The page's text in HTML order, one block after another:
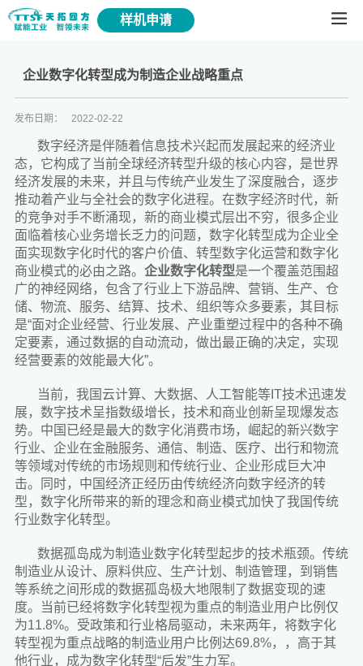
样机申请
企业数字化转型成为制造企业战略重点
发布日期： 2022-02-22
数字经济是伴随着信息技术兴起而发展起来的经济业
态，它构成了当前全球经济转型升级的核心内容，是世界
经济发展的未来，并且与传统产业发生了深度融合，逐步
推动着产业与全社会的数字化进程。在数字经济时代，新
的竞争对手不断涌现，新的商业模式层出不穷，很多企业
面临着核心业务增长乏力的问题，数字化转型成为企业全
面实现数字化时代的客户价值、转型数字化运营和数字化
商业模式的必由之路。 企业数字化转型是一个覆盖范围超
广的神经网络，包含了行业上下游品牌、营销、生产、仓
储、物流、服务、结算、技术、组织等众多要素，其目标
是“面对企业经营、行业发展、产业重塑过程中的各种不确
定要素，通过数据的自动流动，做出最正确的决定，实现
经营要素的效能最大化”。
当前，我国云计算、大数据、人工智能等IT技术迅速发
展，数字技术呈指数级增长，技术和商业创新呈现爆发态
势。中国已经是最大的数字化消费市场，崛起的新兴数字
行业、企业在金融服务、通信、制造、医疗、出行和物流
等领域对传统的市场规则和传统行业、企业形成巨大冲
击。同时，中国经济正经历由传统经济向数字经济的转
型，数字化所带来的新的理念和商业模式加快了我国传统
行业数字化转型。
数据孤岛成为制造业数字化转型起步的技术瓶颈。传统
制造业从设计、原料供应、生产计划、制造管理，到销售
等系统之间形成的数据孤岛极大地限制了数据变现的速
度。当前已经将数字化转型视为重点的制造业用户比例仅
为11.8%。受政策和行业格局驱动，未来两年，将数字化
转型视为重点战略的制造业用户比例达69.8%，，高于其
他行业，成为数字化转型“后发”生力军。